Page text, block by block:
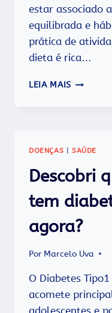
estar associado
equilibrada e
prática de
dieta é rica…
LEIA MAIS VOCÊ
DOENÇAS SAÚDE
Descobri
tem
agora?
Por Marcelo Uva
O Diabetes
acomete
adolescentes e